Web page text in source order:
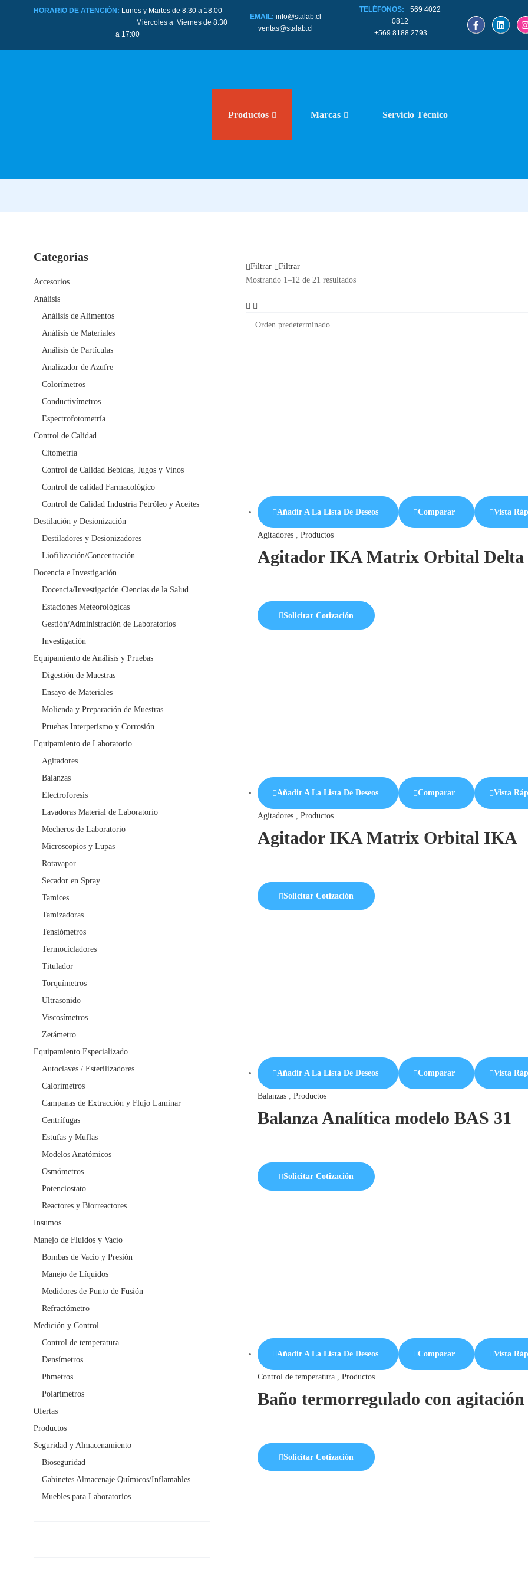
HORARIO DE ATENCIÓN: Lunes y Martes de 8:30 a 18:00
Miércoles a Viernes de 8:30
a 17:00
EMAIL:info@stalab.cl
ventas@stalab.cl
TELÉFONOS: +569 4022
0812
+569 8188 2793
Productos Marcas Servicio Técnico
Filtrar
Filtrar
Mostrando 1–12 de 21 resultados
Añadir A La Lista De Deseos Comparar Vista
Agitadores, Productos
Agitador IKA Matrix Orbital
Solicitar Cotización
Añadir A La Lista De Deseos Comparar Vista
Agitadores, Productos
Agitador IKA Matrix Orbital IKA
Solicitar Cotización
Añadir A La Lista De Deseos Comparar Vista
Balanzas, Productos
Balanza Analítica modelo BAS 31
Solicitar Cotización
Añadir A La Lista De Deseos Comparar Vista
Control de temperatura, Productos
Baño termorregulado con
Solicitar Cotización
Categorías
Accesorios
Análisis
Análisis de Alimentos
Análisis de Materiales
Análisis de Partículas
Analizador de Azufre
Colorímetros
Conductivímetros
Espectrofotometría
Control de Calidad
Citometría
Control de Calidad Bebidas, Jugos y Vinos
Control de calidad Farmacológico
Control de Calidad Industria Petróleo y Aceites
Destilación y Desionización
Destiladores y Desionizadores
Liofilización/Concentración
Docencia e Investigación
Docencia/Investigación Ciencias de la Salud
Estaciones Meteorológicas
Gestión/Administración de Laboratorios
Investigación
Equipamiento de Análisis y Pruebas
Digestión de Muestras
Ensayo de Materiales
Molienda y Preparación de Muestras
Pruebas Interperismo y Corrosión
Equipamiento de Laboratorio
Agitadores
Balanzas
Electroforesis
Lavadoras Material de Laboratorio
Mecheros de Laboratorio
Microscopios y Lupas
Rotavapor
Secador en Spray
Tamices
Tamizadoras
Tensiómetros
Termocicladores
Titulador
Torquímetros
Ultrasonido
Viscosímetros
Zetámetro
Equipamiento Especializado
Autoclaves / Esterilizadores
Calorímetros
Campanas de Extracción y Flujo Laminar
Centrífugas
Estufas y Muflas
Modelos Anatómicos
Osmómetros
Potenciostato
Reactores y Biorreactores
Insumos
Manejo de Fluidos y Vacío
Bombas de Vacío y Presión
Manejo de Líquidos
Medidores de Punto de Fusión
Refractómetro
Medición y Control
Control de temperatura
Densímetros
Phmetros
Polarímetros
Ofertas
Productos
Seguridad y Almacenamiento
Bioseguridad
Gabinetes Almacenaje Químicos/Inflamables
Muebles para Laboratorios